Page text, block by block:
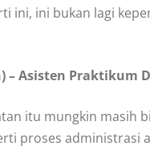
ini, ini bukan lagi
– Asisten Praktikum
itu mungkin masih
proses